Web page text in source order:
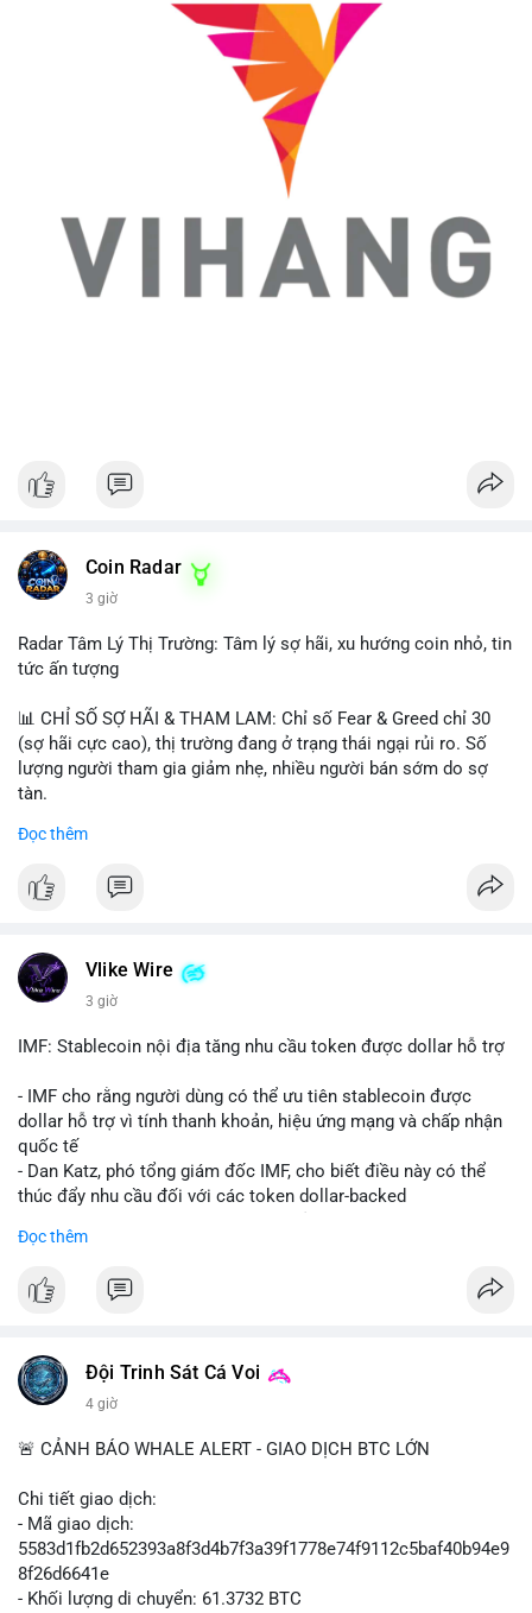
Coin Radar
3 giờ
Radar Tâm Lý Thị Trường: Tâm lý sợ hãi, xu hướng coin nhỏ, tin
tức ấn tượng
📊 CHỈ SỐ SỢ HÃI & THAM LAM: Chỉ số Fear & Greed chỉ 30
(sợ hãi cực cao), thị trường đang ở trạng thái ngại rủi ro. Số
lượng người tham gia giảm nhẹ, nhiều người bán sớm do sợ
tàn.
📈 XU HƯỚNG TÌM KIẾM & THẢO LUẬN: Biconomy (BICO),
coin được tìm kiếm nhiều nhất. Chủ đề NFT (Pudgy Penguins),
💬 DÒNG CHẢY TIN TỨC & TRUYỀN THÔNG: Bàn tán trên
Binance Square tập trung vào lệnh kẹp, dự báo NVDA và Musk
luận về Clearity Act.
💡 NHẬN ĐỊNH & KHUYẾN NGHỊ: Tâm lý ngắn hạn vẫn tiêu
cực do sợ hãi, nhưng xu hướng coin nhỏ và tin tức AI/NVIDA
có thể tạo cơ hội mua sớm. Cần theo dõi sự thay đổi trong
chính sách crypto Mỹ.
Đọc thêm
Vlike Wire
3 giờ
IMF: Stablecoin nội địa tăng nhu cầu token được dollar hỗ trợ
- IMF cho rằng người dùng có thể ưu tiên stablecoin được
dollar hỗ trợ vì tính thanh khoản, hiệu ứng mạng và chấp nhận
quốc tế
- Dan Katz, phó tổng giám đốc IMF, cho biết điều này có thể
thúc đẩy nhu cầu đối với các token dollar-backed
triển stablecoin nội địa
$btc $eth
📰 Nguồn: Cointelegraph
Đọc thêm
Đội Trinh Sát Cá Voi
4 giờ
🚨 CẢNH BÁO WHALE ALERT - GIAO DỊCH BTC LỚN
Chi tiết giao dịch:
- Mã giao dịch:
5583d1fb2d652393a8f3d4b7f3a39f1778e74f9112c5baf40b94e9
8f26d6641e
- Khối lượng di chuyển: 61.3732 BTC